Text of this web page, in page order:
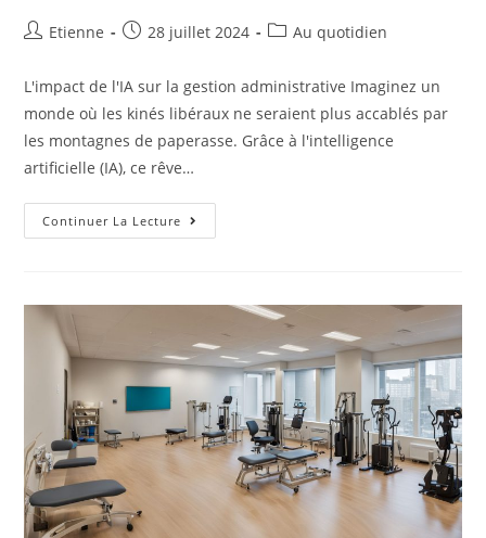
Etienne 28 juillet 2024 Au quotidien
L'impact de l'IA sur la gestion administrative Imaginez un
monde où les kinés libéraux ne seraient plus accablés par
les montagnes de paperasse. Grâce à l'intelligence
artificielle (IA), ce rêve…
Continuer La Lecture